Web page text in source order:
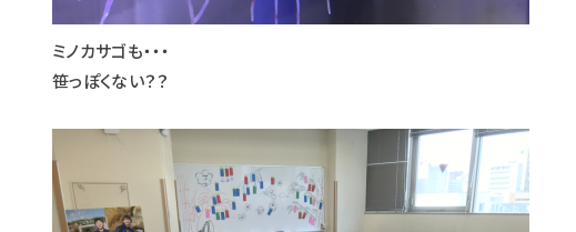
ミノカサゴも・・・
笹っぽくない？？